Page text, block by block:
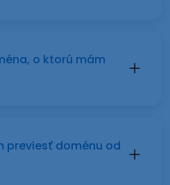
o ktorú mám
previesť doménu od